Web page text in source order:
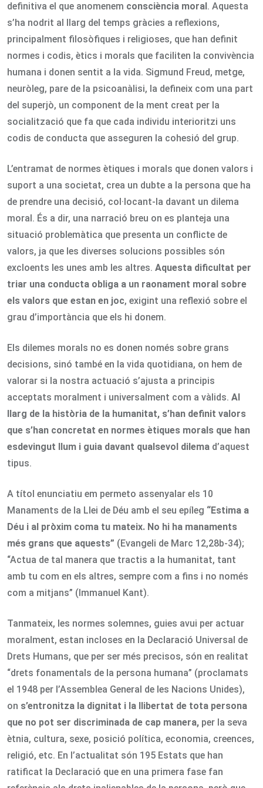
definitiva el que anomenem consciència moral . Aquesta
s’ha nodrit al llarg del temps gràcies a reflexions,
principalment filosòfiques i religioses, que han definit
normes i codis, ètics i morals que faciliten la convivència
humana i donen sentit a la vida. Sigmund Freud, metge,
neuròleg, pare de la psicoanàlisi, la defineix com una part
del superjò, un component de la ment creat per la
socialització que fa que cada individu interioritzi uns
codis de conducta que asseguren la cohesió del grup.
L’entramat de normes ètiques i morals que donen valors i
suport a una societat, crea un dubte a la persona que ha
de prendre una decisió, col·locant-la davant un dilema
moral. És a dir, una narració breu on es planteja una
situació problemàtica que presenta un conflicte de
valors, ja que les diverses solucions possibles són
excloents les unes amb les altres. Aquesta dificultat per
triar una conducta obliga a un raonament moral sobre
els valors que estan en joc, exigint una reflexió sobre el
grau d’importància que els hi donem.
Els dilemes morals no es donen només sobre grans
decisions, sinó també en la vida quotidiana, on hem de
valorar si la nostra actuació s’ajusta a principis
acceptats moralment i universalment com a vàlids. Al
llarg de la història de la humanitat, s’han definit valors
que s’han concretat en normes ètiques morals que han
esdevingut llum i guia davant qualsevol dilema d’aquest
tipus.
A títol enunciatiu em permeto assenyalar els 10
Manaments de la Llei de Déu amb el seu epíleg “Estima a
Déu i al pròxim coma tu mateix. No hi ha manaments
més grans que aquests” (Evangeli de Marc 12,28b-34);
“Actua de tal manera que tractis a la humanitat, tant
amb tu com en els altres, sempre com a fins i no només
com a mitjans” (Immanuel Kant).
Tanmateix, les normes solemnes, guies avui per actuar
moralment, estan incloses en la Declaració Universal de
Drets Humans, que per ser més precisos, són en realitat
“drets fonamentals de la persona humana” (proclamats
el 1948 per l’Assemblea General de les Nacions Unides),
on s’entronitza la dignitat i la llibertat de tota persona
que no pot ser discriminada de cap manera, per la seva
ètnia, cultura, sexe, posició política, economia, creences,
religió, etc. En l’actualitat són 195 Estats que han
ratificat la Declaració que en una primera fase fan